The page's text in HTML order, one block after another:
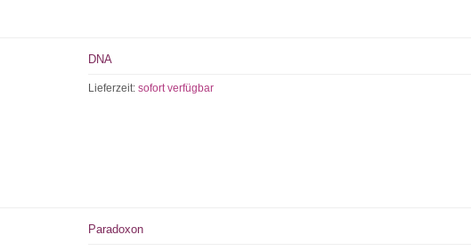
DNA
Lieferzeit:sofort verfügbar
Paradoxon